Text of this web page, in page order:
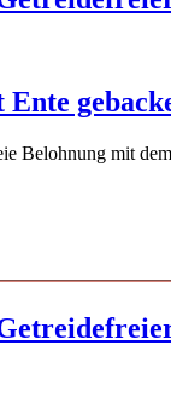
Belohnung mit